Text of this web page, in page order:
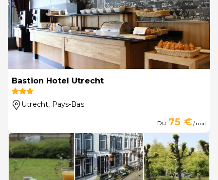
Bastion Hotel Utrecht
Utrecht, Pays-Bas
Du 75 €/ nuit